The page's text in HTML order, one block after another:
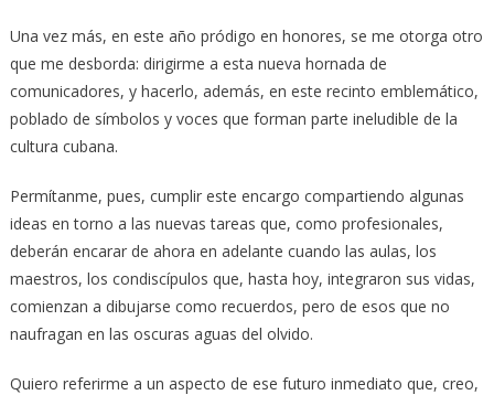
Una vez más, en este año pródigo en honores, se me otorga otro
que me desborda: dirigirme a esta nueva hornada de
comunicadores, y hacerlo, además, en este recinto emblemático,
poblado de símbolos y voces que forman parte ineludible de la
cultura cubana.
Permítanme, pues, cumplir este encargo compartiendo algunas
ideas en torno a las nuevas tareas que, como profesionales,
deberán encarar de ahora en adelante cuando las aulas, los
maestros, los condiscípulos que, hasta hoy, integraron sus vidas,
comienzan a dibujarse como recuerdos, pero de esos que no
naufragan en las oscuras aguas del olvido.
Quiero referirme a un aspecto de ese futuro inmediato que, creo,